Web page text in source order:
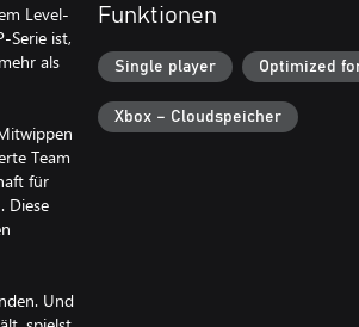
Level-
Serie ist,
als
Team
für
Diese
Und
Funktionen
Single player Optimized
Xbox – Cloudspeicher